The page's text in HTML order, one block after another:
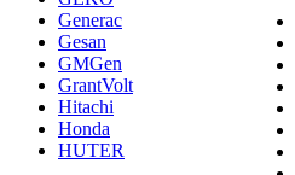
Generac
Gesan
GMGen
GrantVolt
Hitachi
Honda
HUTER